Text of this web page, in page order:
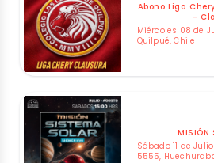
Abono Liga
-
Miércoles 08 de
Quilpué, Chile
MISIÓN
Sábado 11 de
5555,